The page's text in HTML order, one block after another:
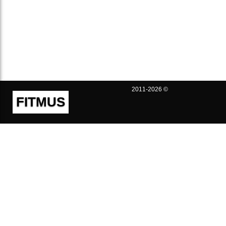
FITMUS
2011-2026 ©